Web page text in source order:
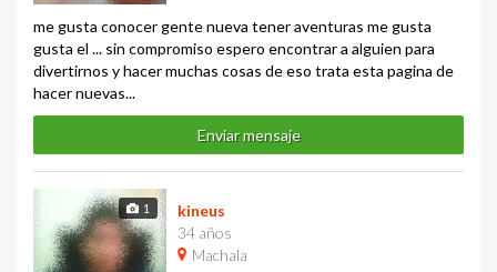
me gusta conocer gente nueva tener aventuras me gusta
gusta el ... sin compromiso espero encontrar a alguien para
divertirnos y hacer muchas cosas de eso trata esta pagina de
hacer nuevas...
Enviar mensaje
1
kineus
34 años
Machala